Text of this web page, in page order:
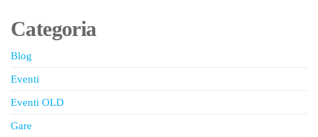
Categoria
Blog
Eventi
Eventi OLD
Gare